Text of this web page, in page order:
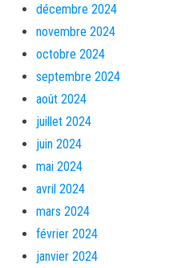
décembre 2024
novembre 2024
octobre 2024
septembre 2024
août 2024
juillet 2024
juin 2024
mai 2024
avril 2024
mars 2024
février 2024
janvier 2024